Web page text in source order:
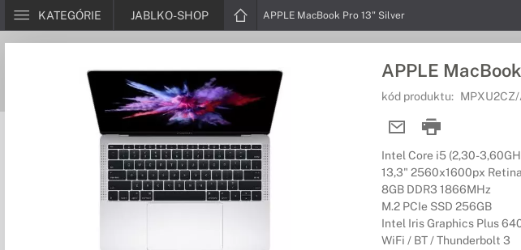
KATEGÓRIE JABLKO-SHOP APPLE MacBook Pro 13" Silver
APPLE
kód produktu: MPXU2CZ/
Intel Core i5 (2,30-
13,3" 2560x1600px
8GB DDR3 1866MHz
M.2 PCIe SSD 256GB
Intel Iris Graphics Plus
WiFi / BT / Thunderbolt 3